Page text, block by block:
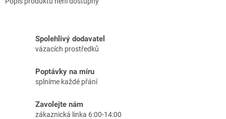
Spolehlivý dodavatel
vázacích prostředků
Poptávky na míru
splníme každé přání
Zavolejte nám
zákaznická linka 6:00-14:00